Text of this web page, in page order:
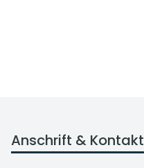
Anschrift & Kontakt